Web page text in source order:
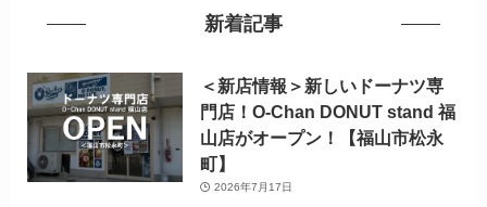
新着記事
＜新店情報＞新しいドーナツ専
門店！O-Chan DONUT stand 福
山店がオープン！【福山市松永
町】
2026年7月17日